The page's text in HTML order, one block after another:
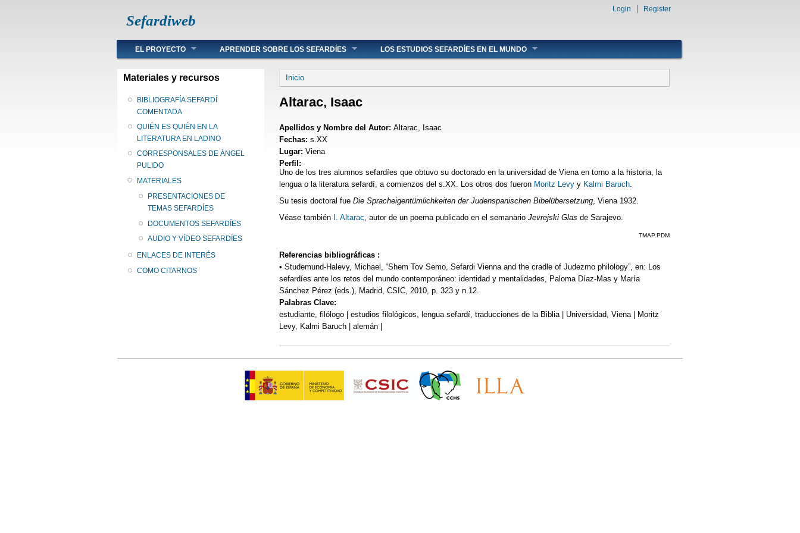
Sefardiweb
Login Register
Main menu
EL PROYECTO APRENDER SOBRE LOS SEFARDÍES LOS ESTUDIOS SEFARDÍES EN EL MUNDO
Materiales y recursos
BIBLIOGRAFÍA SEFARDÍ
COMENTADA
QUIÉN ES QUIÉN EN LA
LITERATURA EN LADINO
CORRESPONSALES DE ÁNGEL
PULIDO
MATERIALES
PRESENTACIONES DE
TEMAS SEFARDÍES
DOCUMENTOS SEFARDÍES
AUDIO Y VÍDEO SEFARDÍES
ENLACES DE INTERÉS
COMO CITARNOS
Se encuentra usted aquí
Inicio
Altarac, Isaac
Apellidos y Nombre del Autor: Altarac, Isaac
Fechas: s.XX
Lugar: Viena
Perfil:
Uno de los tres alumnos sefardíes que obtuvo su doctorado en la universidad de Viena en torno a la historia, la
lengua o la literatura sefardí, a comienzos del s.XX. Los otros dos fueron Moritz Levy y Kalmi Baruch
Su tesis doctoral fue Die Spracheigentümlichkeiten der Judenspanischen Bibelübersetzung , Viena 1932.
Véase también I. Altarac, autor de un poema publicado en el semanario Jevrejski Glas de Sarajevo.
TMAP.PDM
Referencias bibliográficas :
• Studemund-Halevy, Michael, “Shem Tov Semo, Sefardi Vienna and the cradle of Judezmo philology”, en: Los
sefardíes ante los retos del mundo contemporáneo: identidad y mentalidades, Paloma Díaz-Mas y María
Sánchez Pérez (eds.), Madrid, CSIC, 2010, p. 323 y n.12.
Palabras Clave:
estudiante, filólogo | estudios filológicos, lengua sefardí, traducciones de la Biblia | Universidad, Viena | Moritz
Levy, Kalmi Baruch | alemán |